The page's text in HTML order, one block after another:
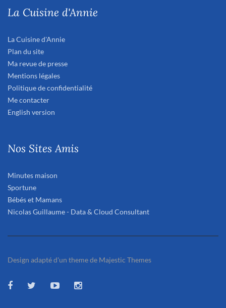
La Cuisine d'Annie
La Cuisine d'Annie
Plan du site
Ma revue de presse
Mentions légales
Politique de confidentialité
Me contacter
English version
Nos Sites Amis
Minutes maison
Sportune
Bébés et Mamans
Nicolas Guillaume - Data & Cloud Consultant
Design adapté d'un theme de Majestic Themes